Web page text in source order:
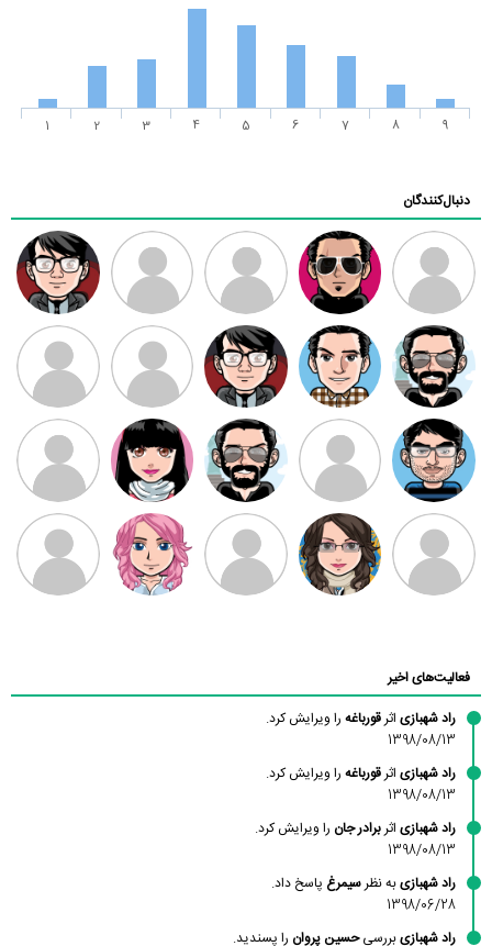
1 2 3 4 5 6 7 8 9
دنبال‌کنندگان
ممدرضا رضا کاظمی زهرا ~ ابتین
سید محمد
موسوی
مهدی فرهمند مهدی سلطانی داود رضیی
طرفدار میلی
بابی براون
کیوان کیانی
سامان راحمی امیردلتا امیروو ملیکا منتظری عارفه داستانپور
فعالیت‌های اخیر
راد شهبازی اثرقورباغه را ویرایش کرد.
1398/08/13
راد شهبازی اثرقورباغه را ویرایش کرد.
1398/08/13
راد شهبازی اثربرادر جان را ویرایش کرد.
1398/08/13
راد شهبازیبه نظرسیمرغ پاسخ داد.
1398/06/28
راد شهبازیبررسیحسین پروان را پسندید.